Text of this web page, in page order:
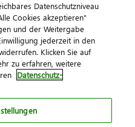
eG
AGB Kontakt
Datenschutzniveau
Cookies akzeptieren"
und der Weitergabe
jederzeit in den
Klicken Sie auf
zu erfahren, weitere
Datenschutz-